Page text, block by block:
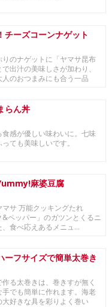
チーズコーンナゲット
りのナゲットに「ヤマサ昆布
出汁の美味しさが加わり、
のおつまみにも合う一品
らん丼
感が優しい味わいに。七味
ても美味しいです。
麻婆豆腐
サ 万能クッキングたれ
ペッパー」のガツンとくるニ
食べ応えあるメニュ...
ーフサイズで簡単太巻き
る太巻きは、巻きすが無く
でも簡単に作れます。海老
好きな具を彩りよく巻い